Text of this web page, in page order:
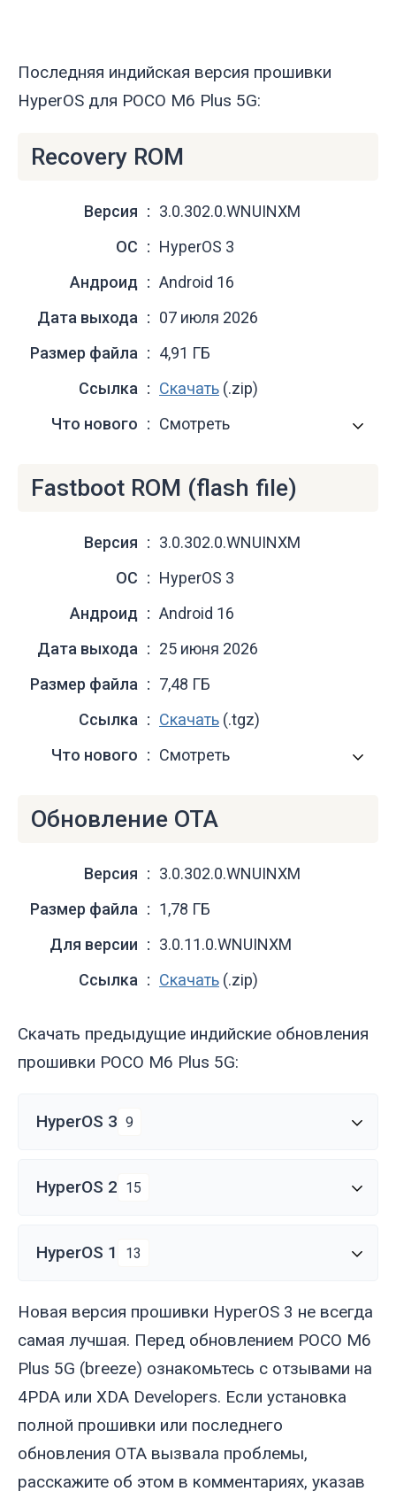
Последняя индийская версия прошивки
HyperOS для POCO M6 Plus 5G:
Recovery ROM
Версия
3.0.302.0.WNUINXM
ОС
HyperOS 3
Андроид
Android 16
Дата выхода
07 июля 2026
Размер файла
4,91 ГБ
Ссылка
Скачать (.zip)
Что нового
Смотреть
Fastboot ROM (flash file)
Версия
3.0.302.0.WNUINXM
ОС
HyperOS 3
Андроид
Android 16
Дата выхода
25 июня 2026
Размер файла
7,48 ГБ
Ссылка
Скачать (.tgz)
Что нового
Смотреть
Обновление OTA
Версия
3.0.302.0.WNUINXM
Размер файла
1,78 ГБ
Для версии
3.0.11.0.WNUINXM
Ссылка
Скачать (.zip)
Скачать предыдущие индийские обновления
прошивки POCO M6 Plus 5G:
HyperOS 3 9
HyperOS 2 15
HyperOS 1 13
Новая версия прошивки HyperOS 3 не всегда
самая лучшая. Перед обновлением POCO M6
Plus 5G (breeze) ознакомьтесь с отзывами на
4PDA или XDA Developers. Если установка
полной прошивки или последнего
обновления OTA вызвала проблемы,
расскажите об этом в комментариях, указав